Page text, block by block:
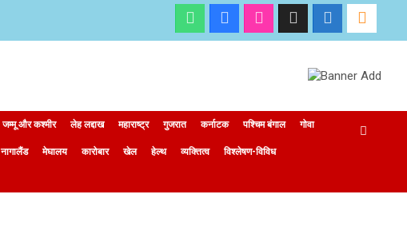
जम्मू और कश्मीर लेह लद्दाख महाराष्ट्र गुजरात कर्नाटक पश्चिम बंगाल गोवा
नागालैंड मेघालय कारोबार खेल हेल्थ व्यक्तित्व विश्लेषण-विविध